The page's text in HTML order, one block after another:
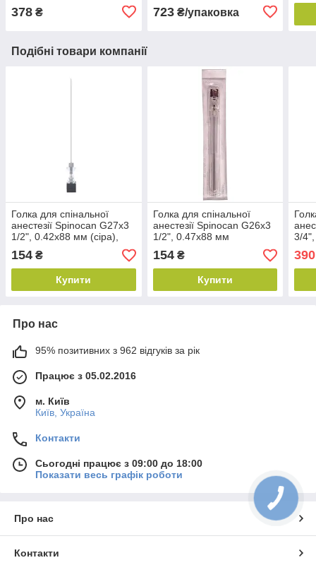
378 ₴ 723₴/упаковка
Подібні товари компанії
Голка для спінальної
анестезії Spinocan G27x3
1/2", 0.42x88 мм (сіра),
Bbraun
154 ₴
Купити
Голка для спінальної
анестезії Spinocan G26x3
1/2", 0.47x88 мм
(коричнева), Bbraun
154₴
Купити
3/
390
Про нас
95% позитивних з 962 відгуків за рік
Працює з 05.02.2016
м. Київ
Київ, Україна
Контакти
Сьогодні працює з 09:00 до 18:00
Показати весь графік роботи
Про нас
Контакти